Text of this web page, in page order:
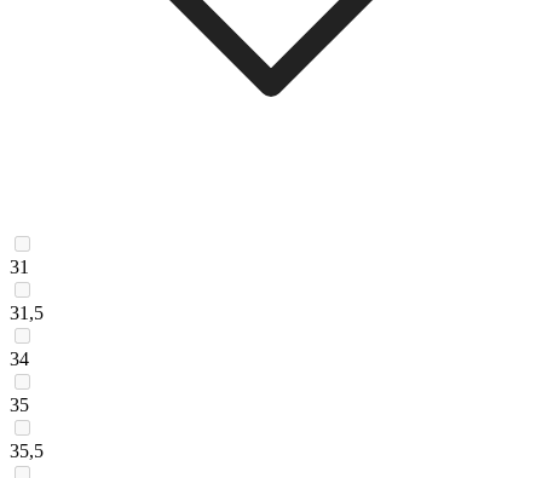
31
31,5
34
35
35,5